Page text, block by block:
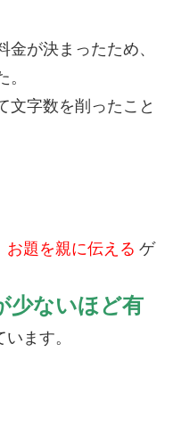
が決まったため、
文字数を削ったこと
お題を親に伝える ゲ
少ないほど有
ます。